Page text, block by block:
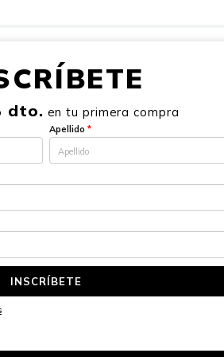
dto. en tu primera compra
Apellido *
INSCRÍBETE